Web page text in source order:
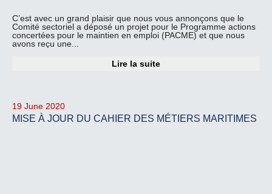
C’est avec un grand plaisir que nous vous annonçons que le
Comité sectoriel a déposé un projet pour le Programme actions
concertées pour le maintien en emploi (PACME) et que nous
avons reçu une...
Lire la suite
19 June 2020
MISE À JOUR DU CAHIER DES MÉTIERS MARITIMES